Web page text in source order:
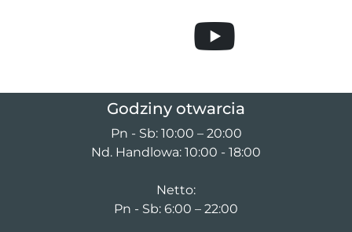
Folge uns auf Facebook
Godziny otwarcia
Pn - Sb: 10:00 – 20:00
Nd. Handlowa: 10:00 - 18:00
Netto:
Pn - Sb: 6:00 – 22:00